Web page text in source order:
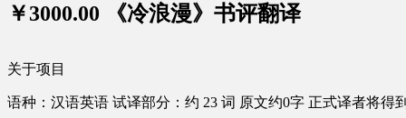
￥3000.00 《冷浪漫》书评翻译
关于项目
语种：汉语英语 试译部分：约 23 词 原文约0字 正式译者将得